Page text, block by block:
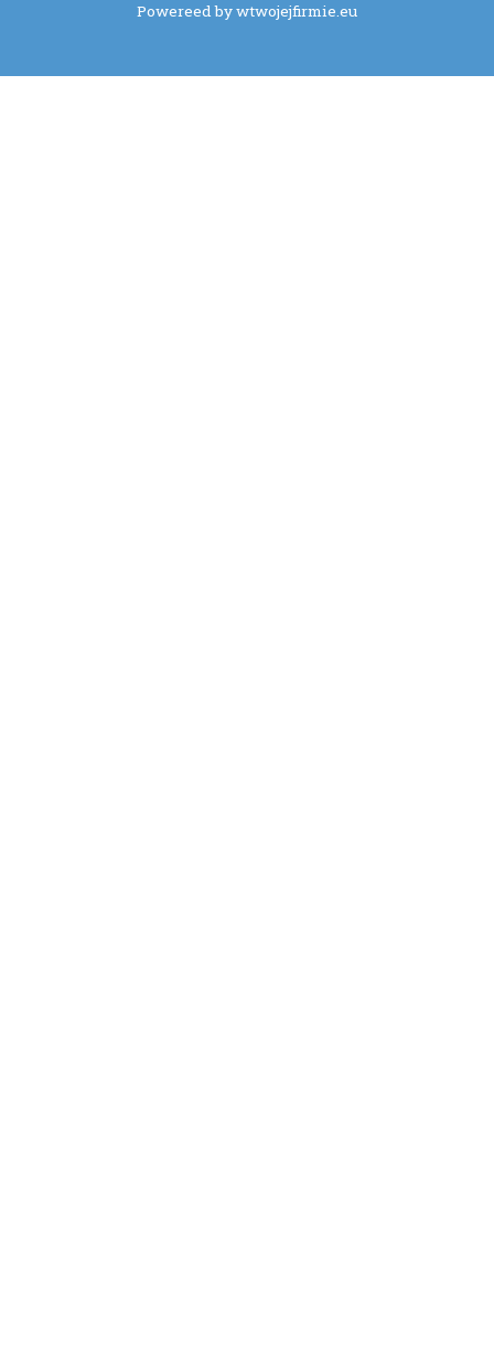
Powereed by wtwojejfirmie.eu